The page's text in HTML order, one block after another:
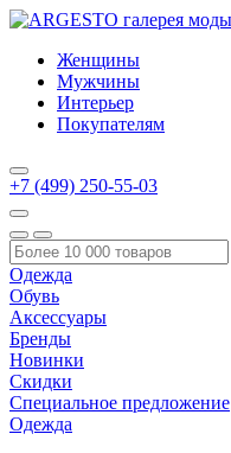
Женщины
Мужчины
Интерьер
Покупателям
+7 (499) 250-55-03
Одежда
Обувь
Аксессуары
Бренды
Новинки
Скидки
Специальное предложение
Одежда